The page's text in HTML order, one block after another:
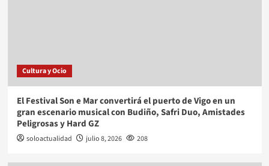
Cultura y Ocio
El Festival Son e Mar convertirá el puerto de Vigo en un
gran escenario musical con Budiño, Safri Duo, Amistades
Peligrosas y Hard GZ
soloactualidad julio 8, 2026 208